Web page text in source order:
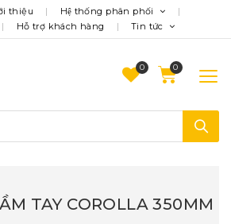
thiệu
Hệ thống phân phối
Hỗ trợ khách hàng Tin tức
0
TAY COROLLA 350MM